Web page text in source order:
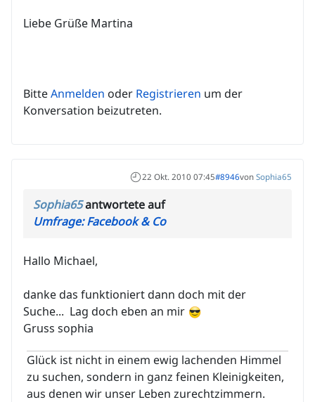
Liebe Grüße Martina
BitteAnmelden oder Registrieren um der
Konversation beizutreten.
22 Okt. 2010 07:45#8946von Sophia65
Sophia65antwortete auf
Umfrage: Facebook & Co
Hallo Michael,
danke das funktioniert dann doch mit der
Suche... Lag doch eben an mir
Gruss sophia
Glück ist nicht in einem ewig lachenden Himmel
zu suchen, sondern in ganz feinen Kleinigkeiten,
aus denen wir unser Leben zurechtzimmern.